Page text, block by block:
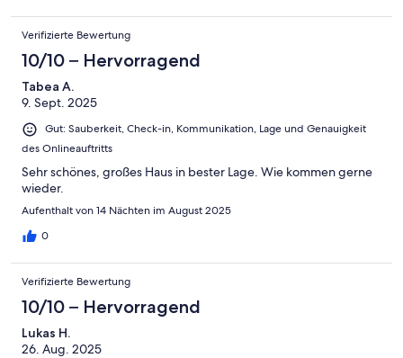
Verifizierte Bewertung
10/10 – Hervorragend
Tabea A.
9. Sept. 2025
Gut: Sauberkeit, Check-in, Kommunikation, Lage und Genauigkeit
des Onlineauftritts
Sehr schönes, großes Haus in bester Lage. Wie kommen gerne
wieder.
Aufenthalt von 14 Nächten im August 2025
0
Verifizierte Bewertung
10/10 – Hervorragend
Lukas H.
26. Aug. 2025